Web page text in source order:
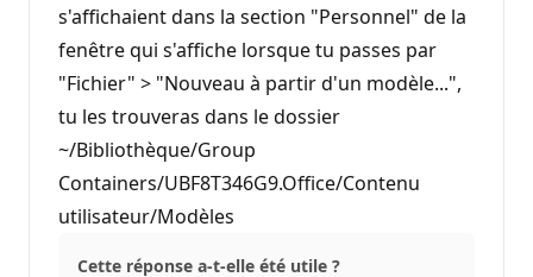
s'affichaient dans la section "Personnel" de la
fenêtre qui s'affiche lorsque tu passes par
"Fichier" > "Nouveau à partir d'un modèle...",
tu les trouveras dans le dossier
~/Bibliothèque/Group
Containers/UBF8T346G9.Office/Contenu
utilisateur/Modèles
Cette réponse a-t-elle été utile ?